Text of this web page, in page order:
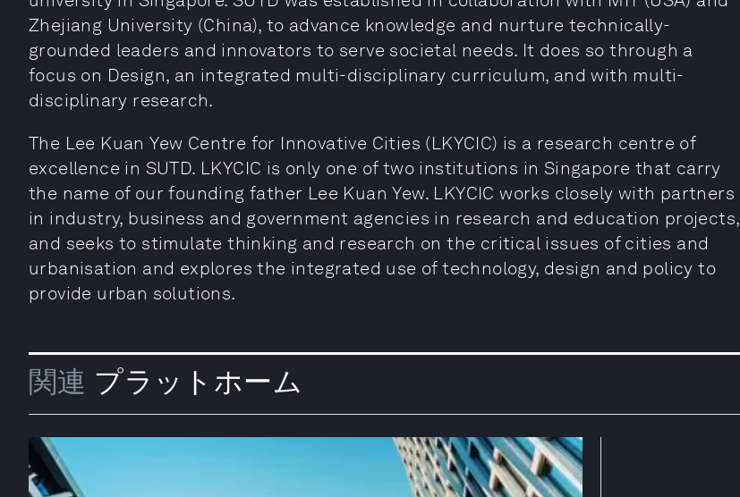
Zhejiang University (China), to advance knowledge and nurture technically-
grounded leaders and innovators to serve societal needs. It does so through a
focus on Design, an integrated multi-disciplinary curriculum, and with multi-
disciplinary research.
The Lee Kuan Yew Centre for Innovative Cities (LKYCIC) is a research centre of
excellence in SUTD. LKYCIC is only one of two institutions in Singapore that carry
the name of our founding father Lee Kuan Yew. LKYCIC works closely with partners
in industry, business and government agencies in research and education projects,
and seeks to stimulate thinking and research on the critical issues of cities and
urbanisation and explores the integrated use of technology, design and policy to
provide urban solutions.
関連 プラットホーム